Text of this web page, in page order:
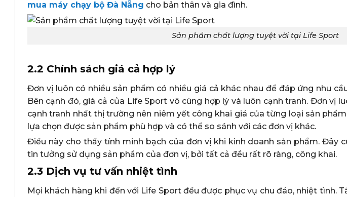
mua máy chạy bộ Đà Nẵng cho bản thân và gia đình.
Sản phẩm chất lượng tuyệt vời tại Life Sport
2.2 Chính sách giá cả hợp lý
Đơn vị luôn có nhiều sản phẩm có nhiều giá cả khác nhau để đáp ứng nhu
Bên cạnh đó, giá cả của Life Sport vô cùng hợp lý và luôn cạnh tranh. Đơn vị
cạnh tranh nhất thị trường nên niêm yết công khai giá của từng loại sản
lựa chọn được sản phẩm phù hợp và có thể so sánh với các đơn vị khác.
Điều này cho thấy tính minh bạch của đơn vị khi kinh doanh sản phẩm. Đây
tin tưởng sử dụng sản phẩm của đơn vị, bởi tất cả đều rất rõ ràng, công khai.
2.3 Dịch vụ tư vấn nhiệt tình
Mọi khách hàng khi đến với Life Sport đều được phục vụ chu đáo, nhiệt tình.